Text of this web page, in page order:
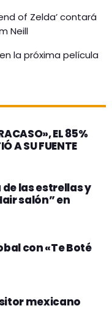
of Zelda’ contará
Neill
la próxima película
EL 85%
A SU FUENTE
las estrellas y
salón” en
con «Te Boté
mexicano